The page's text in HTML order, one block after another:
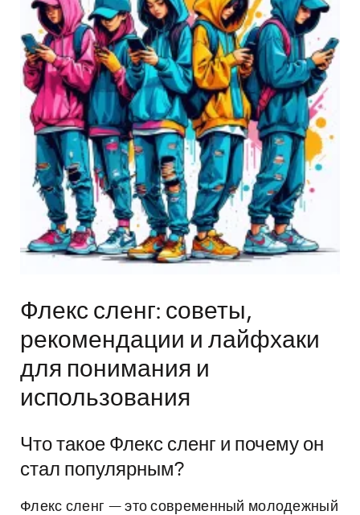
Флекс сленг: советы,
рекомендации и лайфхаки
для понимания и
использования
Что такое Флекс сленг и почему он
стал популярным?
Флекс сленг — это современный молодежный